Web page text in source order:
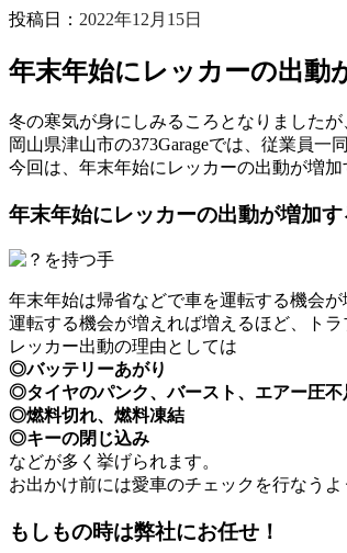
投稿日： 2022年12月15日
年末年始にレッカーの出動
冬の寒気が身にしみるころとなりました
岡山県津山市の373Garageでは、従業員一
今回は、年末年始にレッカーの出動が増
年末年始にレッカーの出動が増加
年末年始は帰省などで車を運転する機会が
運転する機会が増えれば増えるほど、ト
レッカー出動の理由としては
◎バッテリーあがり
◎タイヤのパンク、バースト、エアー圧不
◎燃料切れ、燃料凍結
◎キーの閉じ込み
などが多く挙げられます。
お出かけ前には愛車のチェックを行なうよ
もしもの時は弊社にお任せ！